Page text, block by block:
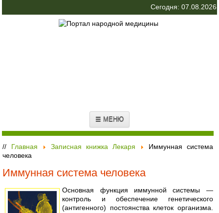
Сегодня: 07.08.2026
☰ МЕНЮ
// Главная Записная книжка Лекаря
Иммунная система
человека
Иммунная система человека
Основная функция иммунной системы —
контроль и обеспечение генетического
(антигенного) постоянства клеток организма.